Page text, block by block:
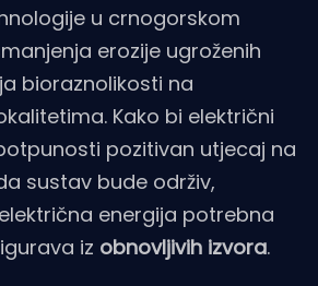
u crnogorskom
erozije ugroženih
bioraznolikosti na
Kako bi električni
pozitivan utjecaj na
sustav bude održiv,
energija potrebna
iz obnovljivih izvora.